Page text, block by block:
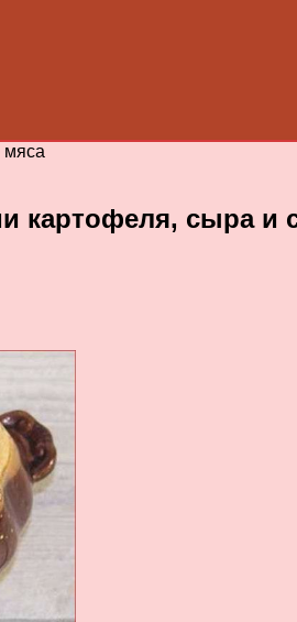
мяса
картофеля, сыра и